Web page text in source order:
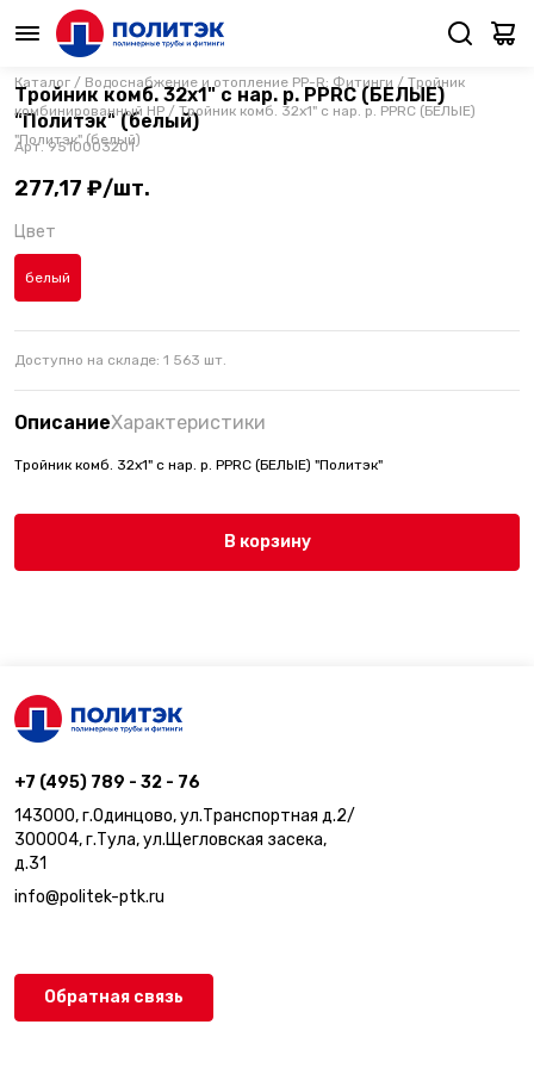
Каталог / Водоснабжение и отопление PP-R: Фитинги / Тройник
комбинированный НР / Тройник комб. 32х1" с нар. р. PPRC (БЕЛЫЕ)
"Политэк" (белый)
Тройник комб. 32х1" с нар. р. PPRC (БЕЛЫЕ)
"Политэк" (белый)
Арт.9510003201
277,17 ₽/шт.
Цвет
белый
Доступно на складе: 1 563 шт.
ОписаниеХарактеристики
Тройник комб. 32х1" с нар. р. PPRC (БЕЛЫЕ) "Политэк"
В корзину
+7 (495) 789 - 32 - 76
143000, г.Одинцово, ул.Транспортная д.2/
300004, г.Тула, ул.Щегловская засека,
д.31
info@politek-ptk.ru
Обратная связь